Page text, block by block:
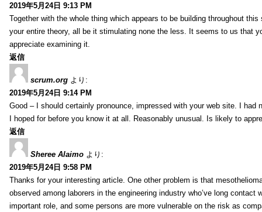
2019年5月24日 9:13 PM
Together with the whole thing which appears to be building throughout
your entire theory, all be it stimulating none the less. It seems to us that
appreciate examining it.
返信
scrum.org より:
2019年5月24日 9:14 PM
Good – I should certainly pronounce, impressed with your web site. I
I hoped for before you know it at all. Reasonably unusual. Is likely to
返信
Sheree Alaimo より:
2019年5月24日 9:58 PM
Thanks for your interesting article. One other problem is that
observed among laborers in the engineering industry who’ve long
important role, and some persons are more vulnerable on the risk as